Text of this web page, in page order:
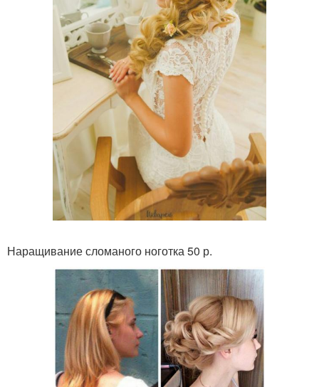
Наращивание сломаного ноготка 50 р.